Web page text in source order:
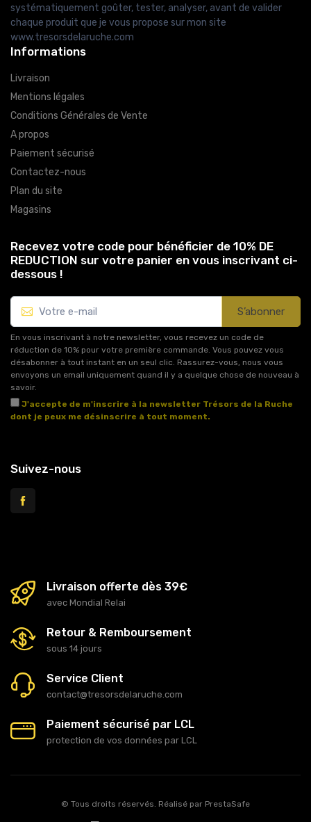
systématiquement goûter, tester, analyser, avant de valider
chaque produit que je vous propose sur mon site
www.tresorsdelaruche.com
Informations
Livraison
Mentions légales
Conditions Générales de Vente
A propos
Paiement sécurisé
Contactez-nous
Plan du site
Magasins
Recevez votre code pour bénéficier de 10% DE
REDUCTION sur votre panier en vous inscrivant ci-
dessous !
S’abonner
En vous inscrivant à notre newsletter, vous recevez un code de
réduction de 10% pour votre première commande. Vous pouvez vous
désabonner à tout instant en un seul clic. Rassurez-vous, nous vous
envoyons un email uniquement quand il y a quelque chose de nouveau à
savoir.
J'accepte de m'inscrire à la newsletter Trésors de la Ruche
dont je peux me désinscrire à tout moment.
Suivez-nous
Livraison offerte dès 39€
avec Mondial Relai
Retour & Remboursement
sous 14 jours
Service Client
contact@tresorsdelaruche.com
Paiement sécurisé par LCL
protection de vos données par LCL
© Tous droits réservés. Réalisé par PrestaSafe